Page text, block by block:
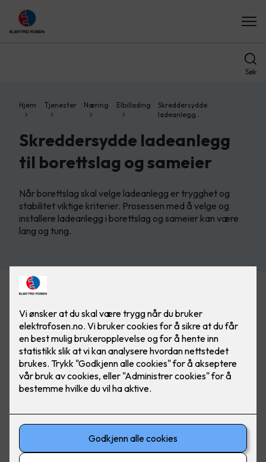
Søk
Hjem Tjenester Næring Elbillading
Skreddersydde
ladeanlegg…
Skreddersydde ladeanlegg
til borettslag og sameier
Når borettslag skal velge ladeanlegg er trygghet og
stabilitet viktige kriterier. Prosessen med å velge og
installere ladeanlegg i borettslag og sameier kan være
lang og tung.
Bilde: Easee. Flere laderoboter kan kobles sammen